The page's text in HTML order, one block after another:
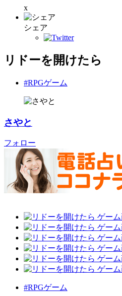
x
シェア
リドーを開けたら
#RPGゲーム
さやと
フォロー
#RPGゲーム